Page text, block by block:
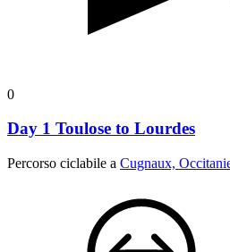
0
Day 1 Toulose to Lourdes
Percorso ciclabile a Cugnaux,